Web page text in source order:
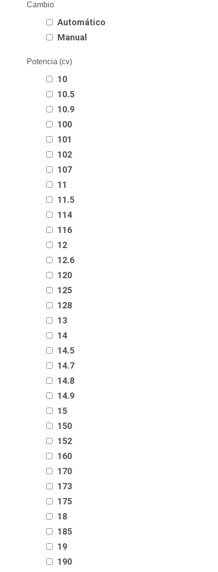
Cambio
Automático
Manual
Potencia (cv)
10
10.5
10.9
100
101
102
107
11
11.5
114
116
12
12.6
120
125
128
13
14
14.5
14.7
14.8
14.9
15
150
152
160
170
173
175
18
185
19
190